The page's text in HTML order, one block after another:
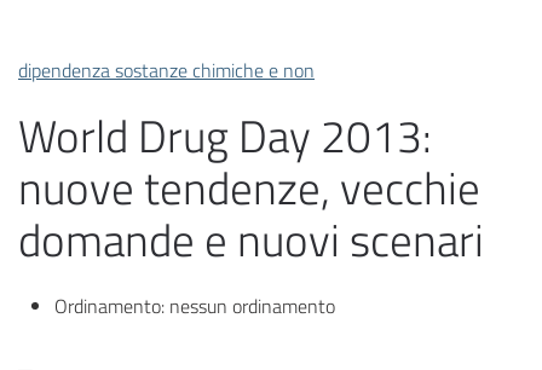
dipendenza sostanze chimiche e non
World Drug Day 2013:
nuove tendenze, vecchie
domande e nuovi scenari
Ordinamento: nessun ordinamento